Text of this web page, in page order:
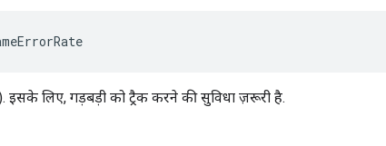
लिए, गड़बड़ी को ट्रैक करने की सुविधा ज़रूरी है.